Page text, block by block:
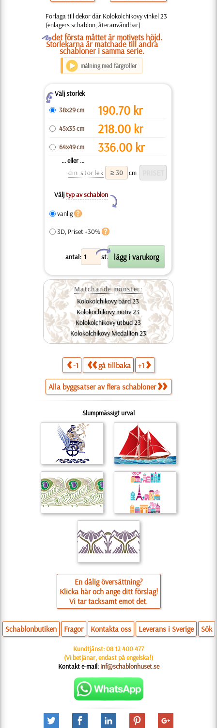
Förlaga till dekor där Kolokolchikovy vinkel 23
(enlagers schablon, återanvändbar)
Odet första måttet är motivets höjd.
Storlekarna är matchade till andra
schabloner i samma serie.
målning med färgroller
ZVälj storlek
38x29 cm
190.70 kr
45x35 cm 218.00 kr
64x49 cm 336.00 kr
... eller ...
din storlek
cm
Väljtyp av schablon
Y
vanlig
3D, Priset +30%
antal: st.
X
Matchande mönster:
Kolokolchikovy bård 23
Kolokochikovy motiv 23
Kolokolchikovy utbud 23
Kolokolchikovy Medallion 23
-1 gå tillbaka +1
Alla byggsatser av flera schabloner
Slumpmässigt urval
En dålig översättning?
Klicka här och ange ditt förslag!
Vi tar tacksamt emot det.
Schablonbutiken Fragor Kontakta oss Leverans i Sverige Sök
Kundtjänst:08 12 400 477
(Vi betjänar, endast på engelska!)
Kontakt e-mail: inf@schablonhuset.se